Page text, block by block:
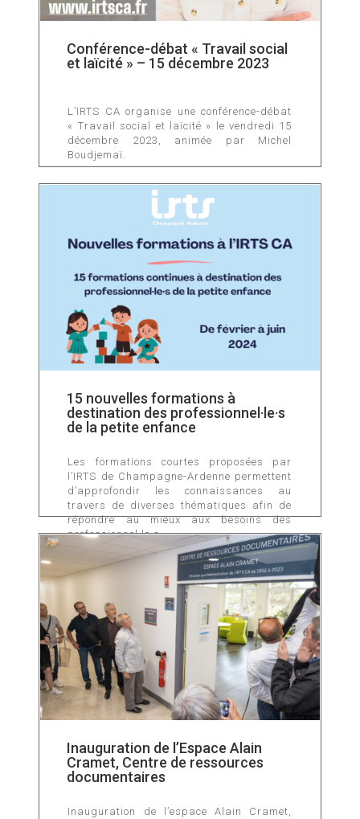
Conférence-débat « Travail social
et laïcité » – 15 décembre 2023
L’IRTS CA organise une conférence-débat
« Travail social et laïcité » le vendredi 15
décembre 2023, animée par Michel
Boudjemaï.
15 nouvelles formations à
destination des professionnel·le·s
de la petite enfance
Les formations courtes proposées par
l’IRTS de Champagne-Ardenne permettent
d’approfondir les connaissances au
travers de diverses thématiques afin de
répondre au mieux aux besoins des
professionnel·le·s.
Inauguration de l’Espace Alain
Cramet, Centre de ressources
documentaires
Inauguration de l’espace Alain Cramet,